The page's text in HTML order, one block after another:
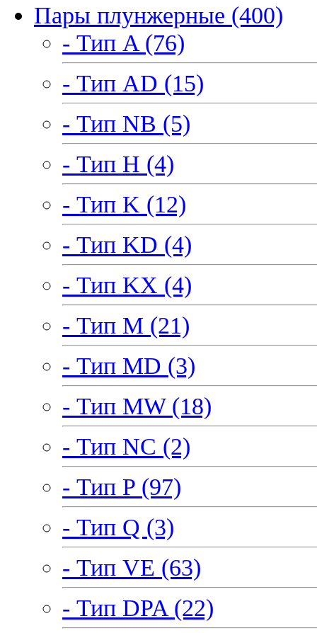
Пары плунжерные (400)
- Тип A (76)
- Тип AD (15)
- Тип NB (5)
- Тип H (4)
- Тип K (12)
- Тип KD (4)
- Тип KX (4)
- Тип M (21)
- Тип MD (3)
- Тип MW (18)
- Тип NC (2)
- Тип P (97)
- Тип Q (3)
- Тип VE (63)
- Тип DPA (22)